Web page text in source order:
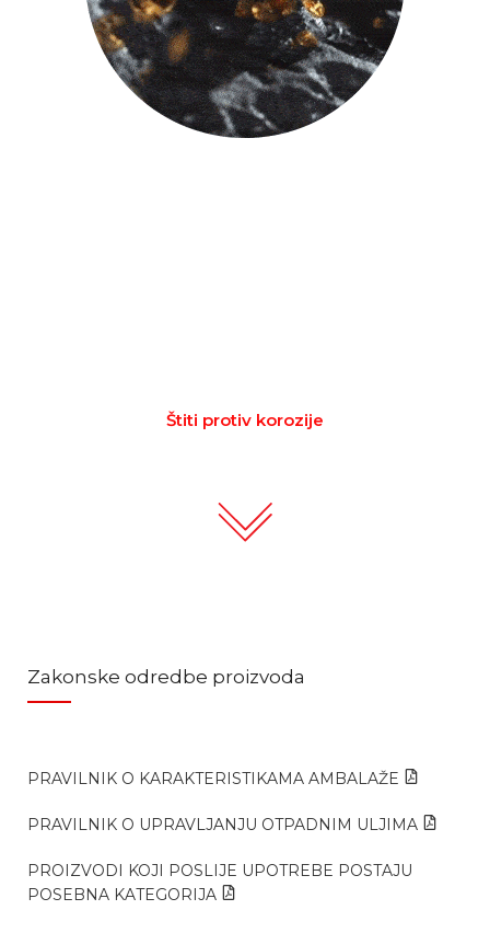
Štiti protiv korozije
Zakonske odredbe proizvoda
PRAVILNIK O KARAKTERISTIKAMA AMBALAŽE
PRAVILNIK O UPRAVLJANJU OTPADNIM ULJIMA
PROIZVODI KOJI POSLIJE UPOTREBE POSTAJU
POSEBNA KATEGORIJA